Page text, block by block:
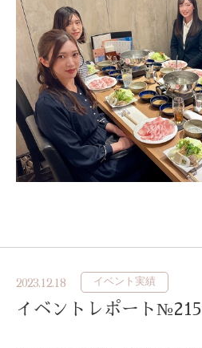
2023.12.18 イベント実績
イベントレポート№215